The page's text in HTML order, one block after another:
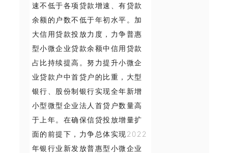
速不低于各项贷款增速、有贷款
余额的户数不低于年初水平。加
大信用贷款投放力度，力争普惠
型小微企业贷款余额中信用贷款
占比持续提高。努力提升小微企
业贷款户中首贷户的比重，大型
银行、股份制银行实现全年新增
小型微型企业法人首贷户数量高
于上年。在确保信贷投放增量扩
面的前提下，力争总体实现2022
年银行业新发放普惠型小微企业